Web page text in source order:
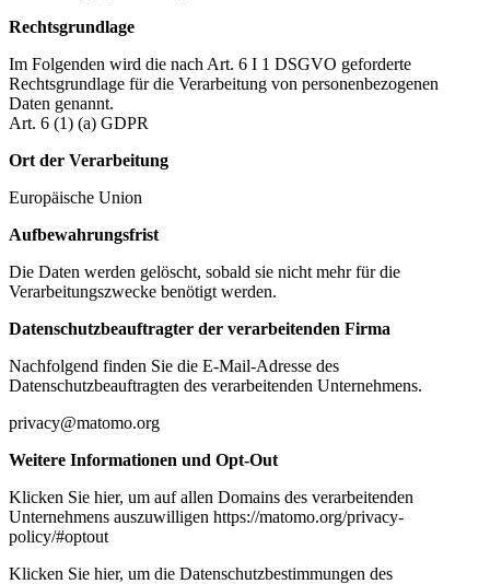
Rechtsgrundlage
Im Folgenden wird die nach Art. 6 I 1 DSGVO geforderte
Rechtsgrundlage für die Verarbeitung von personenbezogenen
Daten genannt.
Art. 6 (1) (a) GDPR
Ort der Verarbeitung
Europäische Union
Aufbewahrungsfrist
Die Daten werden gelöscht, sobald sie nicht mehr für die
Verarbeitungszwecke benötigt werden.
Datenschutzbeauftragter der verarbeitenden Firma
Nachfolgend finden Sie die E-Mail-Adresse des
Datenschutzbeauftragten des verarbeitenden Unternehmens.
privacy@matomo.org
Weitere Informationen und Opt-Out
Klicken Sie hier, um auf allen Domains des verarbeitenden
Unternehmens auszuwilligen https://matomo.org/privacy-
policy/#optout
Klicken Sie hier, um die Datenschutzbestimmungen des